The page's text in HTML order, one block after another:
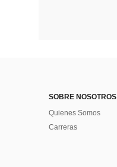
SOBRE NOSOTROS
Quienes Somos
Carreras